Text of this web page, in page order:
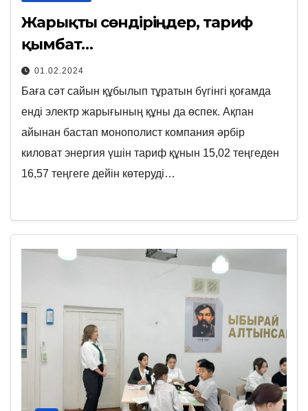
Жарықты сөндіріңдер, тариф
қымбат…
01.02.2024
Баға сәт сайын құбылып тұратын бүгінгі қоғамда
енді электр жарығының құны да өспек. Ақпан
айынан бастап монополист компания әрбір
киловат энергия үшін тариф құнын 15,02 теңгеден
16,57 теңгеге дейін көтеруді…